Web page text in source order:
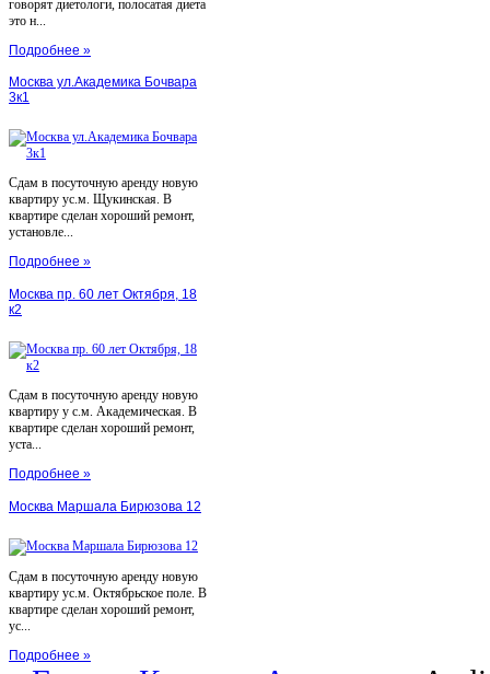
говорят диетологи, полосатая диета
это н...
Подробнее »
Москва ул.Академика Бочвара
3к1
Сдам в посуточную аренду новую
квартиру ус.м. Щукинская. В
квартире сделан хороший ремонт,
установле...
Подробнее »
Москва пр. 60 лет Октября, 18
к2
Сдам в посуточную аренду новую
квартиру у с.м. Академическая. В
квартире сделан хороший ремонт,
уста...
Подробнее »
Москва Маршала Бирюзова 12
Сдам в посуточную аренду новую
квартиру ус.м. Октябрьское поле. В
квартире сделан хороший ремонт,
ус...
Подробнее »